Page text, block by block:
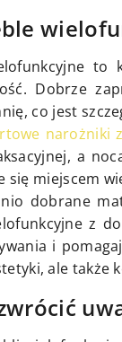
to
Dobrze
co jest
narożniki
a
się miejscem
dobrane
z
i
ale także